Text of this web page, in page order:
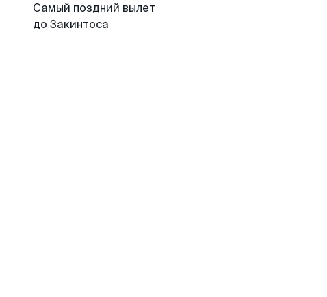
Самый поздний вылет
до Закинтоса